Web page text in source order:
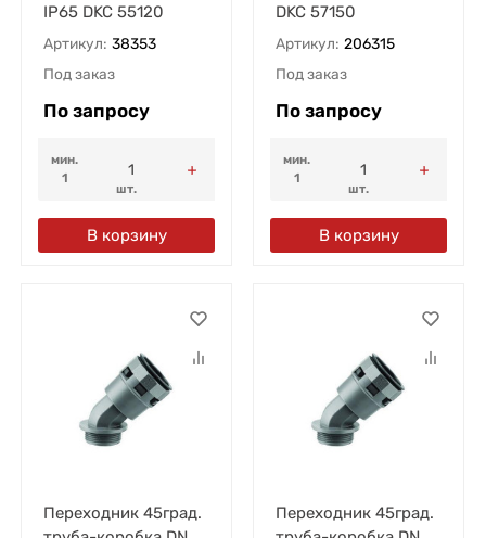
IP65 DKC 55120
Артикул: 38353
Под заказ
По запросу
мин.
1
шт.
В корзину
DKC 57150
Артикул: 206315
Под заказ
По запросу
мин.
1
шт.
В корзину
Переходник 45град.
Переходник 45град.